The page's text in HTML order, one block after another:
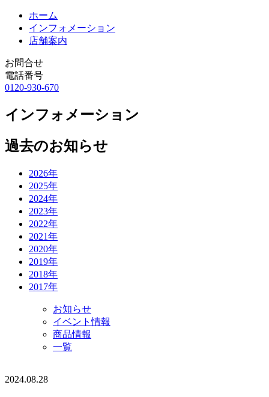
ホーム
インフォメーション
店舗案内
お問合せ
電話番号
0120-930-670
インフォメーション
過去のお知らせ
2026年
2025年
2024年
2023年
2022年
2021年
2020年
2019年
2018年
2017年
お知らせ
イベント情報
商品情報
一覧
2024.08.28